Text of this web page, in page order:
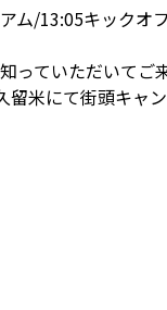
ム/13:05キックオ
っていただいてご
米にて街頭キャ